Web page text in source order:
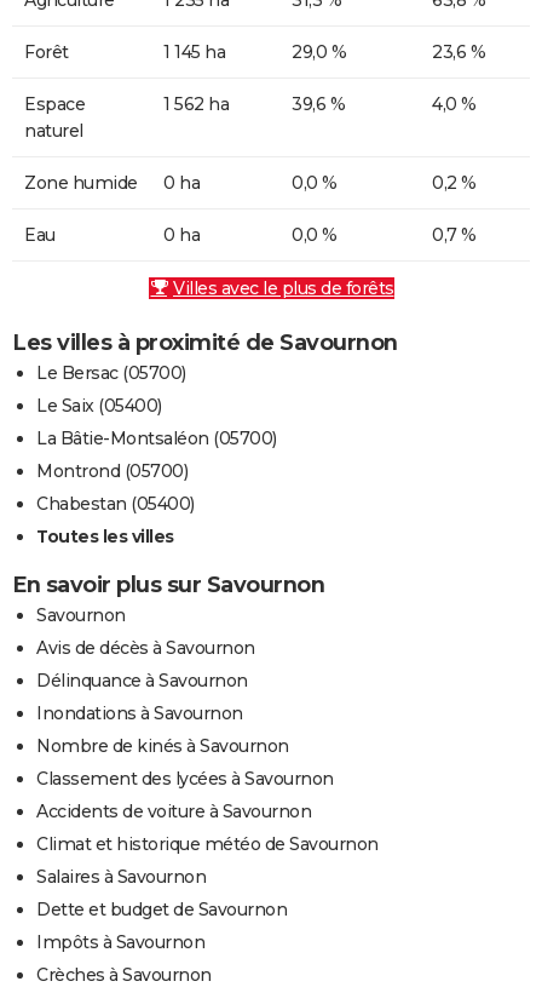
Forêt 1 145 ha 29,0 % 23,6 %
Espace
naturel
1 562 ha 39,6 % 4,0 %
Zone humide 0 ha 0,0 % 0,2 %
Eau 0 ha 0,0 % 0,7 %
Villes avec le plus de forêts
Les villes à proximité de Savournon
Le Bersac (05700)
Le Saix (05400)
La Bâtie-Montsaléon (05700)
Montrond (05700)
Chabestan (05400)
Toutes les villes
En savoir plus sur Savournon
Savournon
Avis de décès à Savournon
Délinquance à Savournon
Inondations à Savournon
Nombre de kinés à Savournon
Classement des lycées à Savournon
Accidents de voiture à Savournon
Climat et historique météo de Savournon
Salaires à Savournon
Dette et budget de Savournon
Impôts à Savournon
Crèches à Savournon